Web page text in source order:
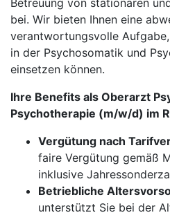
Betreuung von stationären
bei. Wir bieten Ihnen eine
verantwortungsvolle
in der Psychosomatik und
einsetzen können.
Ihre Benefits als Oberarzt
Psychotherapie (m/w/d) im
Vergütung nach
faire Vergütung gemäß
inklusive
Betriebliche
unterstützt Sie bei der